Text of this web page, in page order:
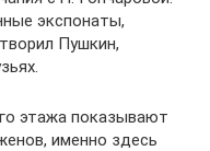
экспонаты,
Пушкин,
этажа показывают
именно здесь